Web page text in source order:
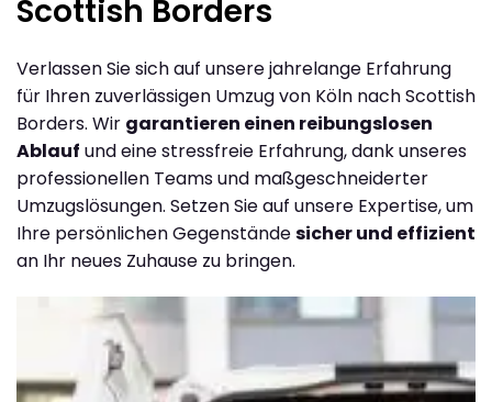
Scottish Borders
Verlassen Sie sich auf unsere jahrelange Erfahrung
für Ihren zuverlässigen Umzug von Köln nach Scottish
Borders. Wir garantieren einen reibungslosen
Ablauf und eine stressfreie Erfahrung, dank unseres
professionellen Teams und maßgeschneiderter
Umzugslösungen. Setzen Sie auf unsere Expertise, um
Ihre persönlichen Gegenständesicher und effizient
an Ihr neues Zuhause zu bringen.